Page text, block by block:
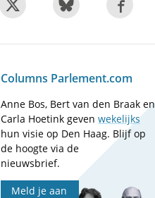
Columns Parlement.com
Anne Bos, Bert van den Braak en
Carla Hoetink gevenwekelijks
hun visie op Den Haag. Blijf op
de hoogte via de
nieuwsbrief.
Meld je aan